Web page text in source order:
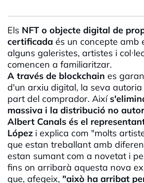
Els NFT o objecte digital de
certificada és un concepte amb
alguns galeristes, artistes i col·
comencen a familiaritzar.
A través de blockchain es
d'un arxiu digital, la seva
part del comprador. Així
massiva i la distribució no
Albert Canals és el
López i explica com "molts
que estan treballant amb
estan sumant com a novetat i
fins on arribarà aquesta nova
que, afegeix, "això ha arribat